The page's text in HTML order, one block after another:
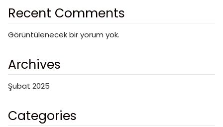
Recent Comments
Görüntülenecek bir yorum yok.
Archives
Şubat 2025
Categories